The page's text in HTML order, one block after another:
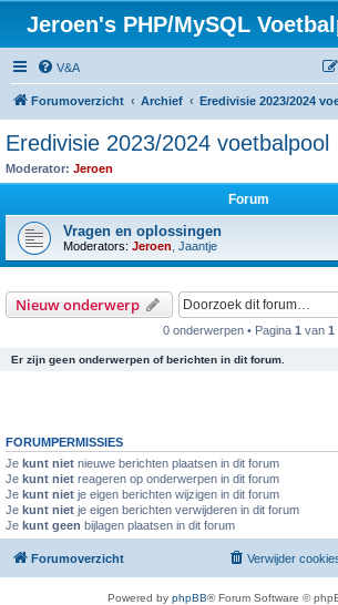
Jeroen's PHP/MySQL
V&A
Forumoverzicht Archief Eredivisie 2023/2024
Eredivisie 2023/2024 voetbalpool
Moderator: Jeroen
Forum
Vragen en oplossingen
Moderators: Jeroen Jaantje
Nieuw onderwerp
0 onderwerpen • Pagina 1 van 1
Er zijn geen onderwerpen of berichten in dit forum.
FORUMPERMISSIES
Je kunt niet nieuwe berichten plaatsen in dit forum
Je kunt niet reageren op onderwerpen in dit forum
Je kunt niet je eigen berichten wijzigen in dit forum
Je kunt niet je eigen berichten verwijderen in dit forum
Je kunt geen bijlagen plaatsen in dit forum
Forumoverzicht Verwijder
Powered by phpBB® Forum Software ©